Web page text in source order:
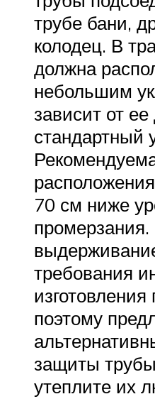
трубе бани,
колодец. В
должна
небольшим
зависит от
70 см ниже
требования
изготовления
поэтому
защиты
утеплите их